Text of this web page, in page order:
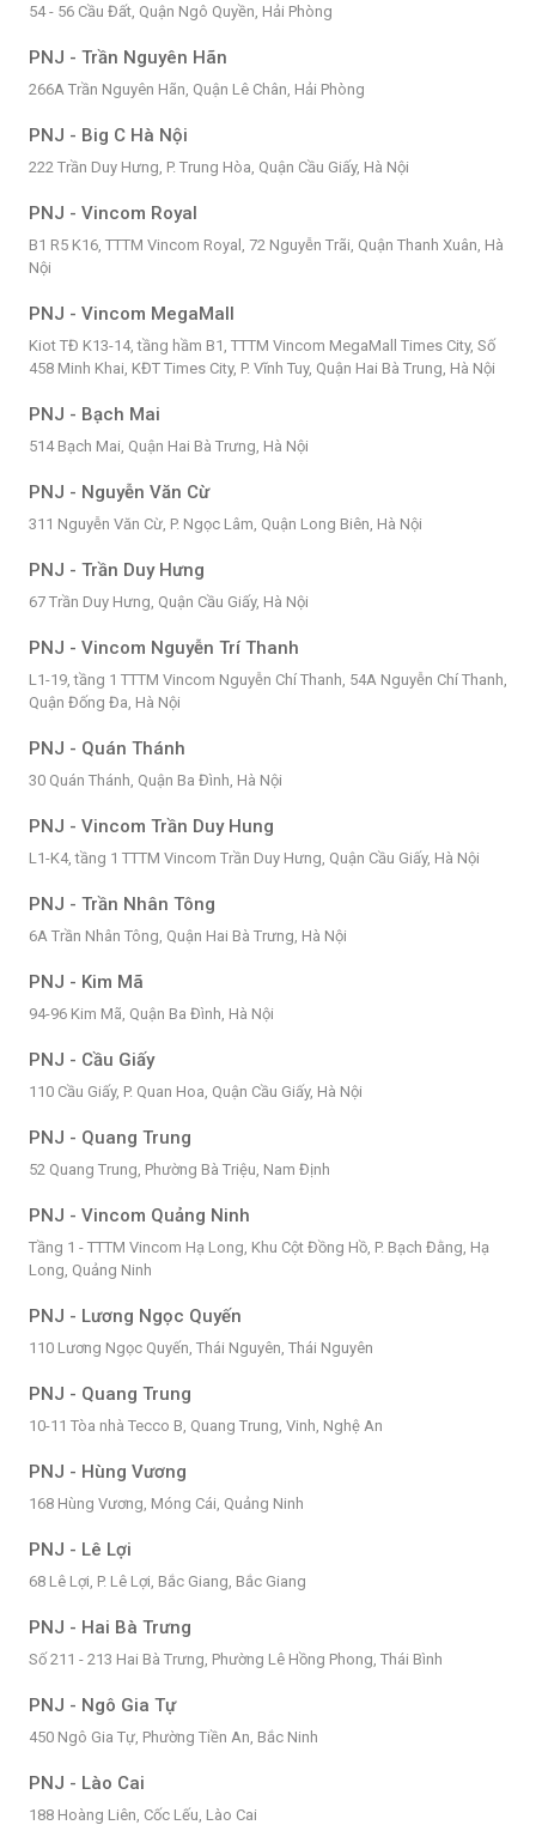
54 - 56 Cầu Đất, Quận Ngô Quyền, Hải Phòng
PNJ - Trần Nguyên Hãn
266A Trần Nguyên Hãn, Quận Lê Chân, Hải Phòng
PNJ - Big C Hà Nội
222 Trần Duy Hưng, P. Trung Hòa, Quận Cầu Giấy, Hà Nội
PNJ - Vincom Royal
B1 R5 K16, TTTM Vincom Royal, 72 Nguyễn Trãi, Quận Thanh Xuân, Hà
Nội
PNJ - Vincom MegaMall
Kiot TĐ K13-14, tầng hầm B1, TTTM Vincom MegaMall Times City, Số
458 Minh Khai, KĐT Times City, P. Vĩnh Tuy, Quận Hai Bà Trung, Hà Nội
PNJ - Bạch Mai
514 Bạch Mai, Quận Hai Bà Trưng, Hà Nội
PNJ - Nguyễn Văn Cừ
311 Nguyễn Văn Cừ, P. Ngọc Lâm, Quận Long Biên, Hà Nội
PNJ - Trần Duy Hưng
67 Trần Duy Hưng, Quận Cầu Giấy, Hà Nội
PNJ - Vincom Nguyễn Trí Thanh
L1-19, tầng 1 TTTM Vincom Nguyễn Chí Thanh, 54A Nguyễn Chí Thanh,
Quận Đống Đa, Hà Nội
PNJ - Quán Thánh
30 Quán Thánh, Quận Ba Đình, Hà Nội
PNJ - Vincom Trần Duy Hung
L1-K4, tầng 1 TTTM Vincom Trần Duy Hưng, Quận Cầu Giấy, Hà Nội
PNJ - Trần Nhân Tông
6A Trần Nhân Tông, Quận Hai Bà Trưng, Hà Nội
PNJ - Kim Mã
94-96 Kim Mã, Quận Ba Đình, Hà Nội
PNJ - Cầu Giấy
110 Cầu Giấy, P. Quan Hoa, Quận Cầu Giấy, Hà Nội
PNJ - Quang Trung
52 Quang Trung, Phường Bà Triệu, Nam Định
PNJ - Vincom Quảng Ninh
Tầng 1 - TTTM Vincom Hạ Long, Khu Cột Đồng Hồ, P. Bạch Đằng, Hạ
Long, Quảng Ninh
PNJ - Lương Ngọc Quyến
110 Lương Ngọc Quyến, Thái Nguyên, Thái Nguyên
PNJ - Quang Trung
10-11 Tòa nhà Tecco B, Quang Trung, Vinh, Nghệ An
PNJ - Hùng Vương
168 Hùng Vương, Móng Cái, Quảng Ninh
PNJ - Lê Lợi
68 Lê Lợi, P. Lê Lợi, Bắc Giang, Bắc Giang
PNJ - Hai Bà Trưng
Số 211 - 213 Hai Bà Trưng, Phường Lê Hồng Phong, Thái Bình
PNJ - Ngô Gia Tự
450 Ngô Gia Tự, Phường Tiền An, Bắc Ninh
PNJ - Lào Cai
188 Hoàng Liên, Cốc Lếu, Lào Cai